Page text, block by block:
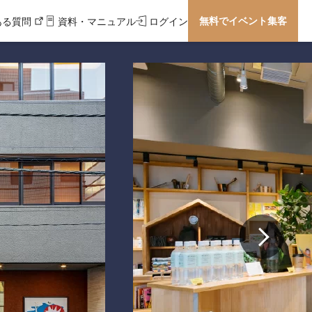
質問 資料・マニュアル ログイン 無料でイベント集客